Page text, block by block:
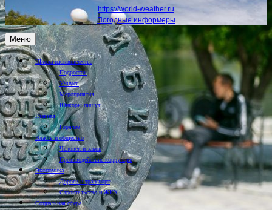
https://world-weather.ru
Погодные информеры
Меню
Школа наставничества
Подросток
Учимся
Мероприятия
Юнкоры пишут
Главная
Горячее
Власть и общество
Человек и закон
Противодействие коррупции
Экономика
Дороги и транспорт
Строительство и ЖКХ
Социальная сфера